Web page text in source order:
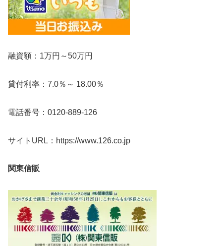
融資額：1万円～50万円
貸付利率：7.0％～ 18.00％
電話番号：0120-889-126
サイトURL：https://www.126.co.jp
関東信販